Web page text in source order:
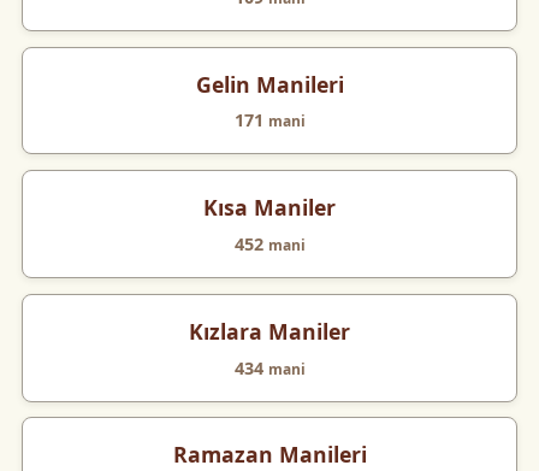
Gelin Manileri
171 mani
Kısa Maniler
452 mani
Kızlara Maniler
434 mani
Ramazan Manileri